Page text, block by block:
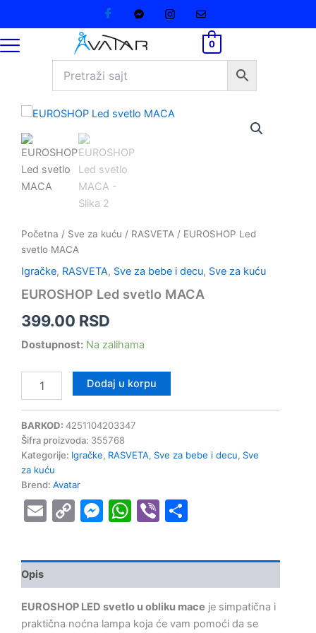
sadržaj
0
Početna / Sve za kuću / RASVETA / EUROSHOP Led
svetlo MACA
Igračke, RASVETA, Sve za bebe i decu, Sve za kuću
EUROSHOP Led svetlo MACA
399.00 RSD
Dostupnost: Na zalihama
EUROSHOP
svetlo
MACA
količina
Dodaj u korpu
BARKOD: 4251104203347
Šifra proizvoda: 355768
Kategorije: Igračke, RASVETA, Sve za bebe i decu, Sve
za kuću
Brend: Avatar
EmailCopyMessenger
WhatsApp
Viber
Opis
EUROSHOP LED svetlo u obliku mace je simpatična i
praktična noćna lampa koja će vam pomoći da se